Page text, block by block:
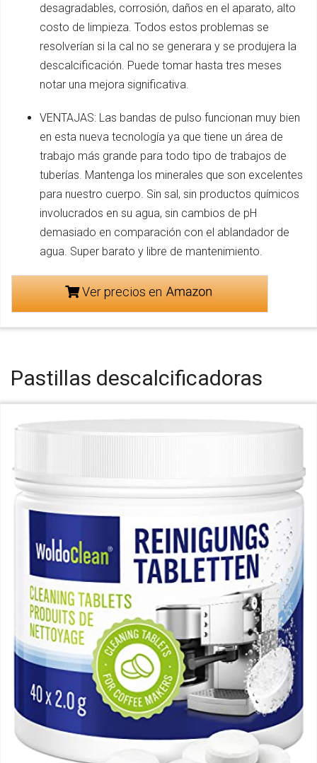
desagradables, corrosión, daños en el aparato, alto
costo de limpieza. Todos estos problemas se
resolverían si la cal no se generara y se produjera la
descalcificación. Puede tomar hasta tres meses
notar una mejora significativa.
VENTAJAS: Las bandas de pulso funcionan muy bien
en esta nueva tecnología ya que tiene un área de
trabajo más grande para todo tipo de trabajos de
tuberías. Mantenga los minerales que son excelentes
para nuestro cuerpo. Sin sal, sin productos químicos
involucrados en su agua, sin cambios de pH
demasiado en comparación con el ablandador de
agua. Super barato y libre de mantenimiento.
Ver precios en
Pastillas descalcificadoras